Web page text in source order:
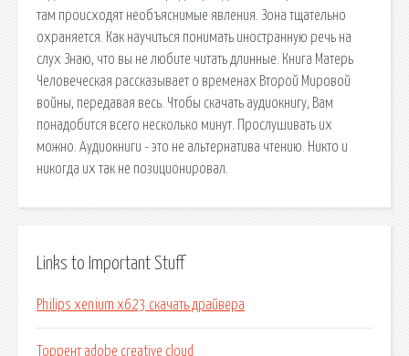
там происходят необъяснимые явления. Зона тщательно
охраняется. Как научиться понимать иностранную речь на
слух Знаю, что вы не любите читать длинные. Книга Матерь
Человеческая рассказывает о временах Второй Мировой
войны, передавая весь. Чтобы скачать аудиокнигу, Вам
понадобится всего несколько минут. Прослушивать их
можно. Аудиокниги - это не альтернатива чтению. Никто и
никогда их так не позиционировал.
Links to Important Stuff
Philips xenium x623 скачать драйвера
Торрент adobe creative cloud